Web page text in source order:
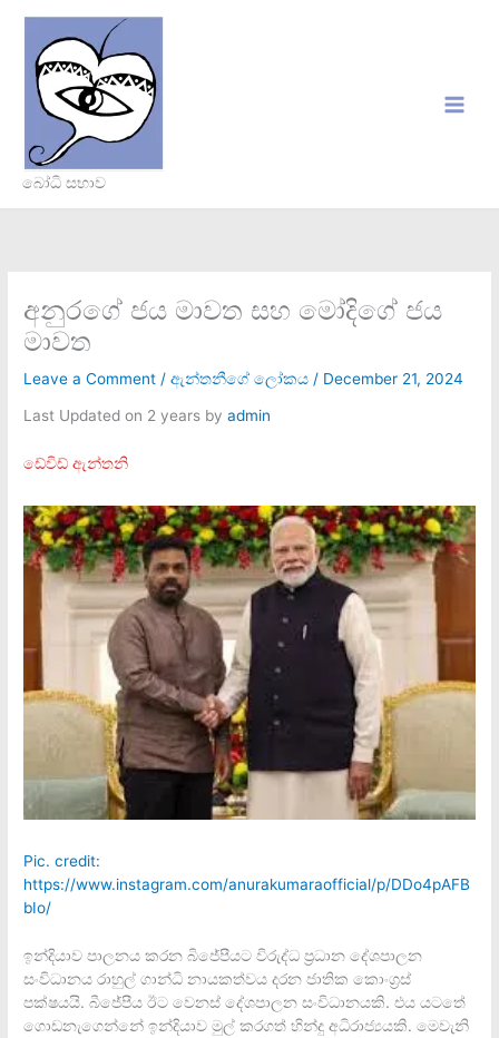
content
බෝධි සභාව
අනුරගේ ජය මාවත සහ මෝදිගේ ජය
මාවත
Leave a Comment /ඇන්තනීගේ ලෝකය / December 21, 2024
Last Updated on 2 years byadmin
ඩේවිඩ් ඇන්තනි
Pic. credit:
https://www.instagram.com/anurakumaraofficial/p/DDo4pAFB
bIo/
ඉන්දියාව පාලනය කරන බිජේපීයට විරුද්ධ ප්‍රධාන දේශපාලන
සංවිධානය රාහුල් ගාන්ධි නායකත්වය දරන ජාතික කොංග්‍රස්
පක්ෂයයි. බීජේපීය ඊට වෙනස් දේශපාලන සංවිධානයකි. එය යටතේ
ගොඩනැගෙන්නේ ඉන්දියාව මුල් කරගත් හින්දු අධිරාජ්‍යයකි. මෙවැනි